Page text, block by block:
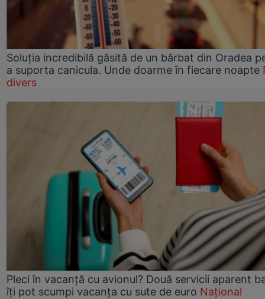
Soluția incredibilă găsită de un bărbat din Oradea
a suporta canicula. Unde doarme în fiecare noapte
divers
Pleci în vacanță cu avionul? Două servicii aparent
îți pot scumpi vacanța cu sute de euro Național